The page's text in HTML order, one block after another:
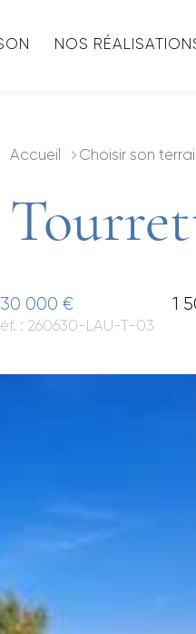
NOS
Accueil Choisir son
000 € 1
: 260630-LAU-T-03